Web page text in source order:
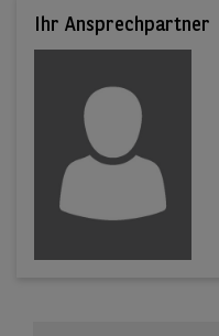
Ihr Ansprechpartner